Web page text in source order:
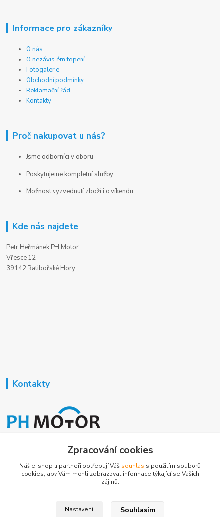
Informace pro zákazníky
O nás
O nezávislém topení
Fotogalerie
Obchodní podmínky
Reklamační řád
Kontakty
Proč nakupovat u nás?
Jsme odborníci v oboru
Poskytujeme kompletní služby
Možnost vyzvednutí zboží i o víkendu
Kde nás najdete
Petr Heřmánek PH Motor
Vřesce 12
39142 Ratibořské Hory
Kontakty
+420 723 362 738
Zpracování cookies
Náš e-shop a partneři potřebují Váš souhlas s použitím souborů
cookies, aby Vám mohli zobrazovat informace týkající se Vašich
zájmů.
Nastavení Souhlasím